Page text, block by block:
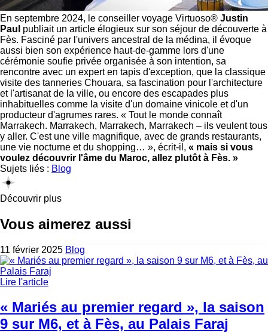
En septembre 2024, le conseiller voyage Virtuoso® Justin
Paul publiait un article élogieux sur son séjour de découverte à
Fès. Fasciné par l'univers ancestral de la médina, il évoque
aussi bien son expérience haut-de-gamme lors d'une
cérémonie soufie privée organisée à son intention, sa
rencontre avec un expert en tapis d'exception, que la classique
visite des tanneries Chouara, sa fascination pour l'architecture
et l'artisanat de la ville, ou encore des escapades plus
inhabituelles comme la visite d'un domaine vinicole et d'un
producteur d'agrumes rares. « Tout le monde connaît
Marrakech. Marrakech, Marrakech, Marrakech – ils veulent tous
y aller. C'est une ville magnifique, avec de grands restaurants,
une vie nocturne et du shopping… », écrit-il, « mais si vous
voulez découvrir l'âme du Maroc, allez plutôt à Fès. »
Sujets liés : Blog
Découvrir plus
Vous aimerez aussi
11 février 2025 Blog
Lire l'article
« Mariés au premier regard », la saison
9 sur M6, et à Fès, au Palais Faraj